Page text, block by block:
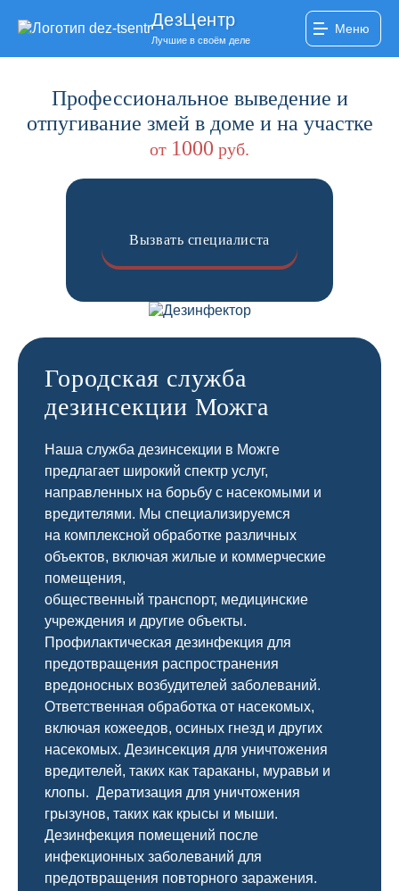
ДезЦентр
Лучшие в своём деле
Меню
Профессиональное выведение и
отпугивание змей в доме и на участке
от 1000 руб.
Вызвать специалиста
Городская служба
дезинсекции Можга
Наша служба дезинсекции в Можге
предлагает широкий спектр услуг,
направленных на борьбу с насекомыми и
вредителями. Мы специализируемся
на комплексной обработке различных
объектов, включая жилые и коммерческие
помещения,
общественный транспорт, медицинские
учреждения и другие объекты.
Профилактическая дезинфекция для
предотвращения распространения
вредоносных возбудителей заболеваний.
Ответственная обработка от насекомых,
включая кожеедов, осиных гнезд и других
насекомых. Дезинсекция для уничтожения
вредителей, таких как тараканы, муравьи и
клопы. Дератизация для уничтожения
грызунов, таких как крысы и мыши.
Дезинфекция помещений после
инфекционных заболеваний для
предотвращения повторного заражения.